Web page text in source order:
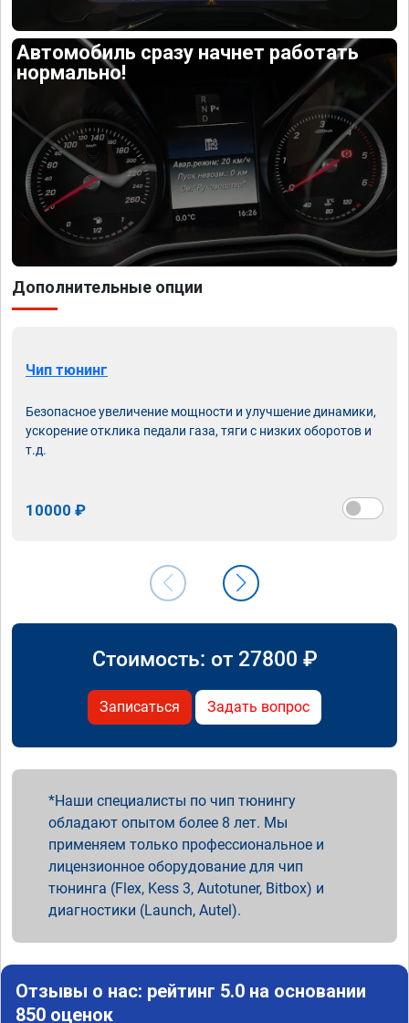
Автомобиль сразу начнет работать
нормально!
Дополнительные опции
Чип тюнинг
Безопасное увеличение мощности и улучшение динамики,
ускорение отклика педали газа, тяги с низких оборотов и
т.д.
10000 ₽
Стоимость: от 27800 ₽
Записаться Задать вопрос
Наши специалисты по чип тюнингу
обладают опытом более 8 лет. Мы
применяем только профессиональное и
лицензионное оборудование для чип
тюнинга (Flex, Kess 3, Autotuner, Bitbox) и
диагностики (Launch, Autel).
Отзывы о нас: рейтинг 5.0 на основании
850 оценок